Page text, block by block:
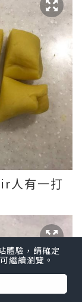
體驗，請確定
繼續瀏覽。
人有一打